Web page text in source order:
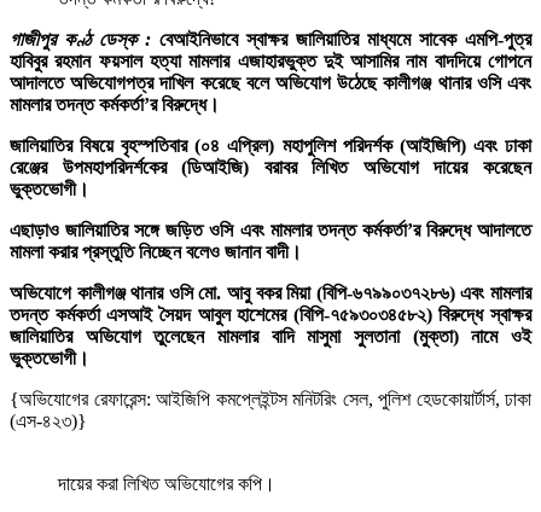
গাজীপুর কণ্ঠ ডেস্ক : বেআইনিভাবে স্বাক্ষর জালিয়াতির মাধ্যমে সাবেক এমপি-পুত্র
হাবিবুর রহমান ফয়সাল হত্যা মামলার এজাহারভুক্ত দুই আসামির নাম বাদদিয়ে গোপনে
আদালতে অভিযোগপত্র দাখিল করেছে বলে অভিযোগ উঠেছে কালীগঞ্জ থানার ওসি এবং
মামলার তদন্ত কর্মকর্তা’র বিরুদ্ধে।
জালিয়াতির বিষয়ে বৃহস্পতিবার (০৪ এপ্রিল) মহাপুলিশ পরিদর্শক (আইজিপি) এবং ঢাকা
রেঞ্জের উপমহাপরিদর্শকের (ডিআইজি) বরাবর লিখিত অভিযোগ দায়ের করেছেন
ভুক্তভোগী।
এছাড়াও জালিয়াতির সঙ্গে জড়িত ওসি এবং মামলার তদন্ত কর্মকর্তা’র বিরুদ্ধে আদালতে
মামলা করার প্রস্তুতি নিচ্ছেন বলেও জানান বাদী।
অভিযোগে কালীগঞ্জ থানার ওসি মো. আবু বকর মিয়া (বিপি-৬৭৯৯০৩৭২৮৬) এবং মামলার
তদন্ত কর্মকর্তা এসআই সৈয়দ আবুল হাশেমের (বিপি-৭৫৯৩০৩৪৫৮২) বিরুদ্ধে স্বাক্ষর
জালিয়াতির অভিযোগ তুলেছেন মামলার বাদি মাসুমা সুলতানা (মুক্তা) নামে ওই
ভুক্তভোগী।
{অভিযোগের রেফারেন্স: আইজিপি কমপ্লেইন্টস মনিটরিং সেল, পুলিশ হেডকোয়ার্টার্স, ঢাকা
(এস-৪২৩)}
দায়ের করা লিখিত অভিযোগের কপি।